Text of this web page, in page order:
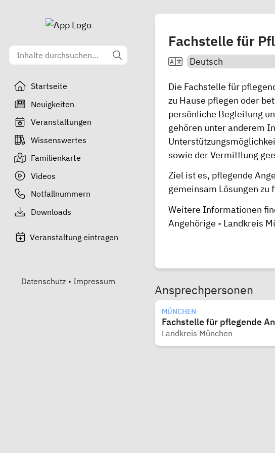
Startseite
Neuigkeiten
Veranstaltungen
Wissenswertes
Familienkarte
Videos
Notfallnummern
Downloads
Veranstaltung eintragen
Datenschutz • Impressum
Fachstelle für
Die Fachstelle für
zu Hause pflegen oder
persönliche Begleitung
gehören unter anderem
sowie der Vermittlung
Ziel ist es, pflegende
gemeinsam Lösungen
Weitere Informationen
Angehörige - Landkreis
Ansprechpersonen
MÜNCHEN
Fachstelle für pflegende
Landkreis München